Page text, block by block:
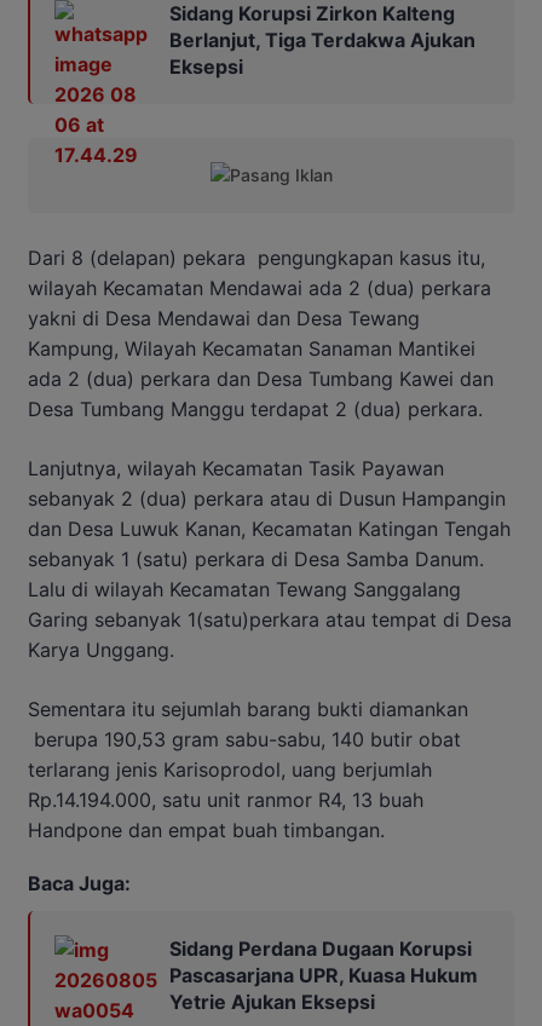
Sidang Korupsi Zirkon Kalteng
Berlanjut, Tiga Terdakwa Ajukan
Eksepsi
Dari 8 (delapan) pekara pengungkapan kasus itu,
wilayah Kecamatan Mendawai ada 2 (dua) perkara
yakni di Desa Mendawai dan Desa Tewang
Kampung, Wilayah Kecamatan Sanaman Mantikei
ada 2 (dua) perkara dan Desa Tumbang Kawei dan
Desa Tumbang Manggu terdapat 2 (dua) perkara.
Lanjutnya, wilayah Kecamatan Tasik Payawan
sebanyak 2 (dua) perkara atau di Dusun Hampangin
dan Desa Luwuk Kanan, Kecamatan Katingan Tengah
sebanyak 1 (satu) perkara di Desa Samba Danum.
Lalu di wilayah Kecamatan Tewang Sanggalang
Garing sebanyak 1(satu)perkara atau tempat di Desa
Karya Unggang.
Sementara itu sejumlah barang bukti diamankan
berupa 190,53 gram sabu-sabu, 140 butir obat
terlarang jenis Karisoprodol, uang berjumlah
Rp.14.194.000, satu unit ranmor R4, 13 buah
Handpone dan empat buah timbangan.
Baca Juga:
Sidang Perdana Dugaan Korupsi
Pascasarjana UPR, Kuasa Hukum
Yetrie Ajukan Eksepsi